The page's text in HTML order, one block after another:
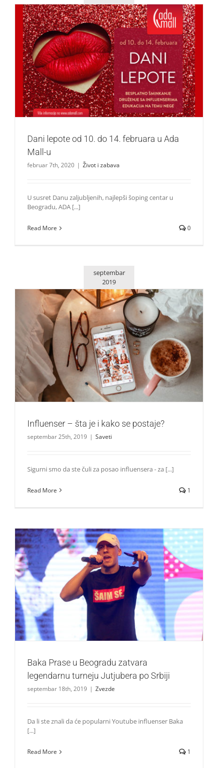
Dani lepote od 10. do 14. februara u Ada Mall-u
Život i zabava
Dani lepote od 10. do 14. februara u Ada
Mall-u
februar 7th, 2020 | Život i zabava
U susret Danu zaljubljenih, najlepši šoping centar u
Beogradu, ADA [...]
Read More 0
septembar
2019
Influenser – šta je i kako se postaje?
Saveti
Influenser – šta je i kako se postaje?
septembar 25th, 2019 | Saveti
Sigurni smo da ste čuli za posao influensera - za [...]
Read More 1
Baka Prase u Beogradu zatvara legendarnu turneju
Jutjubera po Srbiji
Zvezde
Baka Prase u Beogradu zatvara
legendarnu turneju Jutjubera po Srbiji
septembar 18th, 2019 | Zvezde
Da li ste znali da će popularni Youtube influenser Baka
[...]
Read More 1